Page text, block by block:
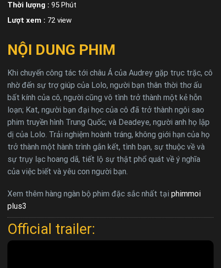
Thời lượng : 95 Phút
Lượt xem : 72 view
NỘI DUNG PHIM
Khi chuyến công tác tới châu Á của Audrey gặp trục trặc, cô
nhờ đến sự trợ giúp của Lolo, người bạn thân thời thơ ấu
bất kính của cô, người cũng vô tình trở thành một kẻ hỗn
loạn; Kat, người bạn đại học của cô đã trở thành ngôi sao
phim truyền hình Trung Quốc; và Deadeye, người anh họ lập
dị của Lolo. Trải nghiệm hoành tráng, không giới hạn của họ
trở thành một hành trình gắn kết, tình bạn, sự thuộc về và
sự trụy lạc hoang dã, tiết lộ sự thật phổ quát về ý nghĩa
của việc biết và yêu con người bạn.
Xem thêm hàng ngàn bộ phim đặc sắc nhất tại phimmoi
plus3
Official trailer: